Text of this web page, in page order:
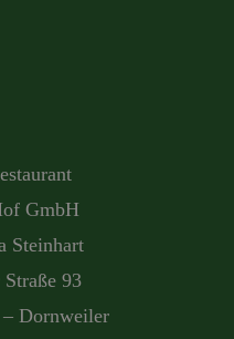
GmbH
Steinhart
93
Dornweiler